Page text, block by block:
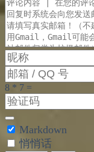
Markdown
悄悄话